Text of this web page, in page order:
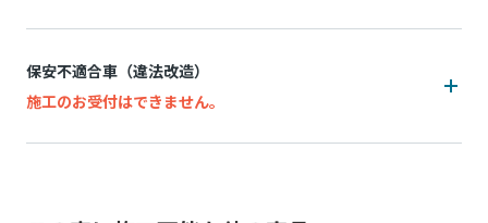
算となります。
ら対応致しますので、納期が通常以上になる場合がございま
脱着により装着部品が機能しなくなる、部品が劣化等で壊れ
追加費用(工賃・部品代)が発生する可能性がございます。
保安不適合車（違法改造）
施工のお受付はできません。